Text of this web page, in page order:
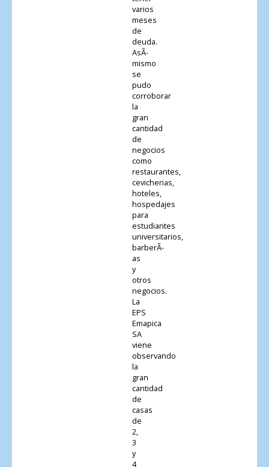
varios
meses
de
deuda.
AsÃ­
mismo
se
pudo
corroborar
la
gran
cantidad
de
negocios
como
restaurantes,
cevicherias,
hoteles,
hospedajes
para
estudiantes
universitarios,
barberÃ­
as
y
otros
negocios.
La
EPS
Emapica
SA
viene
observando
la
gran
cantidad
de
casas
de
2,
3
y
4